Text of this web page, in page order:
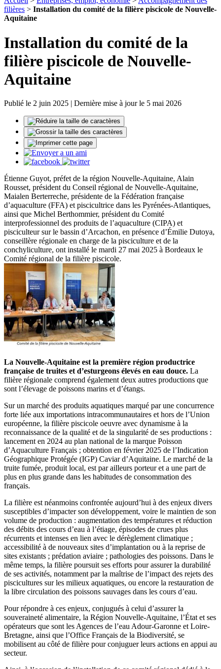
filières > Installation du comité de la filière piscicole de Nouvelle-
Aquitaine
Installation du comité de la
filière piscicole de Nouvelle-
Aquitaine
Publié le 2 juin 2025 | Dernière mise à jour le 5 mai 2026
Étienne Guyot, préfet de la région Nouvelle-Aquitaine, Alain
Rousset, président du Conseil régional de Nouvelle-Aquitaine,
Maialen Berterreche, présidente de la Fédération française
d’aquaculture (FFA) et piscicultrice dans les Pyrénées-Atlantiques,
ainsi que Michel Berthommier, président du Comité
interprofessionnel des produits de l’aquaculture (CIPA) et
pisciculteur sur le bassin d’Arcachon, en présence d’Émilie Dutoya,
conseillère régionale en charge de la pisciculture et de la
conchyliculture, ont installé le mardi 27 mai 2025 à Bordeaux le
Comité régional de la filière piscicole.
La Nouvelle-Aquitaine est la première région productrice
française de truites et d’esturgeons élevés en eau douce. La
filière régionale comprend également deux autres productions que
sont l’élevage de poissons marins et d’étangs.
Sur un marché des produits aquatiques marqué par une concurrence
forte liée aux importations intracommunautaires et hors de l’Union
européenne, la filière piscicole oeuvre avec dynamisme à la
reconnaissance de la qualité et de la singularité de ses productions :
lancement en 2024 au plan national de la marque Poisson
d’Aquaculture Français ; obtention en février 2025 de l’Indication
Géographique Protégée (IGP) Caviar d’Aquitaine. Le marché de la
truite fumée, produit local, est par ailleurs porteur et a une part de
plus en plus grande dans les habitudes de consommation des
français.
La filière est néanmoins confrontée aujourd’hui à des enjeux divers
susceptibles d’impacter son développement, voire le maintien de son
volume de production : augmentation des températures et réduction
des débits des cours d’eau à l’étiage, épisodes de crues plus
récurrents et intenses en lien avec le dérèglement climatique ;
accessibilité à de nouveaux sites d’implantation ou à la reprise de
sites existants ; prédation aviaire ; pathologies des poissons. Dans le
même temps, la filière poursuit ses efforts pour assurer la durabilité
de ses activités, notamment par la maîtrise de l’impact des rejets des
piscicultures sur les milieux aquatiques, ou encore la restauration de
la libre circulation des poissons sauvages dans les cours d’eau.
Pour répondre à ces enjeux, conjugués à celui d’assurer la
souveraineté alimentaire, la Région Nouvelle-Aquitaine, l’État et ses
opérateurs que sont les Agences de l’eau Adour-Garonne et Loire-
Bretagne, ainsi que l’Office Français de la Biodiversité, se
mobilisent au côté de filière pour conjuguer leurs actions en appui au
secteur.